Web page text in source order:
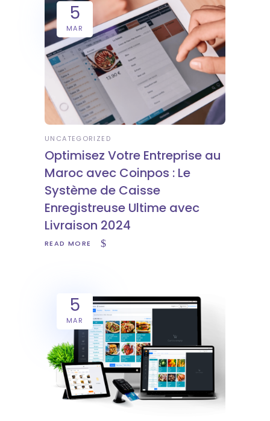
5
MAR
UNCATEGORIZED
Optimisez Votre Entreprise au
Maroc avec Coinpos : Le
Système de Caisse
Enregistreuse Ultime avec
Livraison 2024
READ MORE
5
MAR